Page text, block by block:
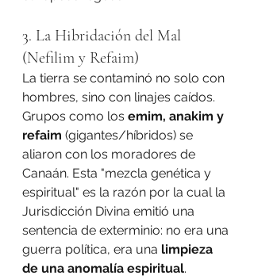
3. La Hibridación del Mal
(Nefilim y Refaim)
La tierra se contaminó no solo con
hombres, sino con linajes caídos.
Grupos como los emim, anakim y
refaim (gigantes/híbridos) se
aliaron con los moradores de
Canaán. Esta "mezcla genética y
espiritual" es la razón por la cual la
Jurisdicción Divina emitió una
sentencia de exterminio: no era una
guerra política, era una limpieza
de una anomalía espiritual.